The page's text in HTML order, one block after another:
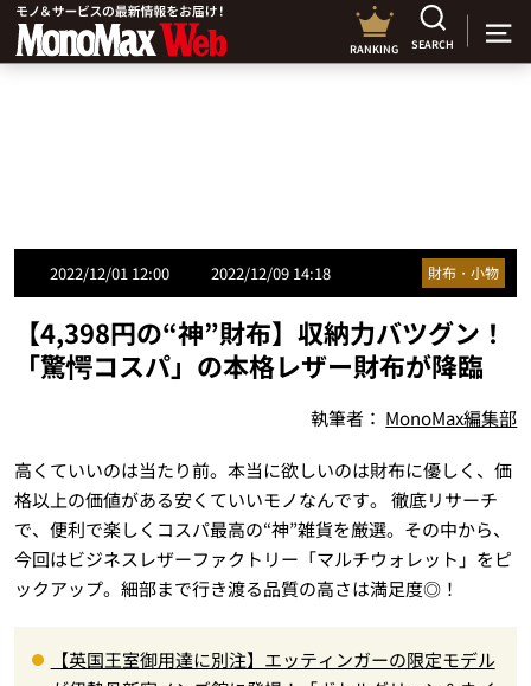
RANKING SEARCH
2022/12/01 12:00 2022/12/09 14:18 財布・小物
【4,398円の“神”財布】収納力バツグン！
「驚愕コスパ」の本格レザー財布が降臨
執筆者： MonoMax編集部
高くていいのは当たり前。本当に欲しいのは財布に優しく、価
格以上の価値がある安くていいモノなんです。 徹底リサーチ
で、便利で楽しくコスパ最高の“神”雑貨を厳選。その中から、
今回はビジネスレザーファクトリー「マルチウォレット」をピ
ックアップ。細部まで行き渡る品質の高さは満足度◎！
【英国王室御用達に別注】エッティンガーの限定モデル